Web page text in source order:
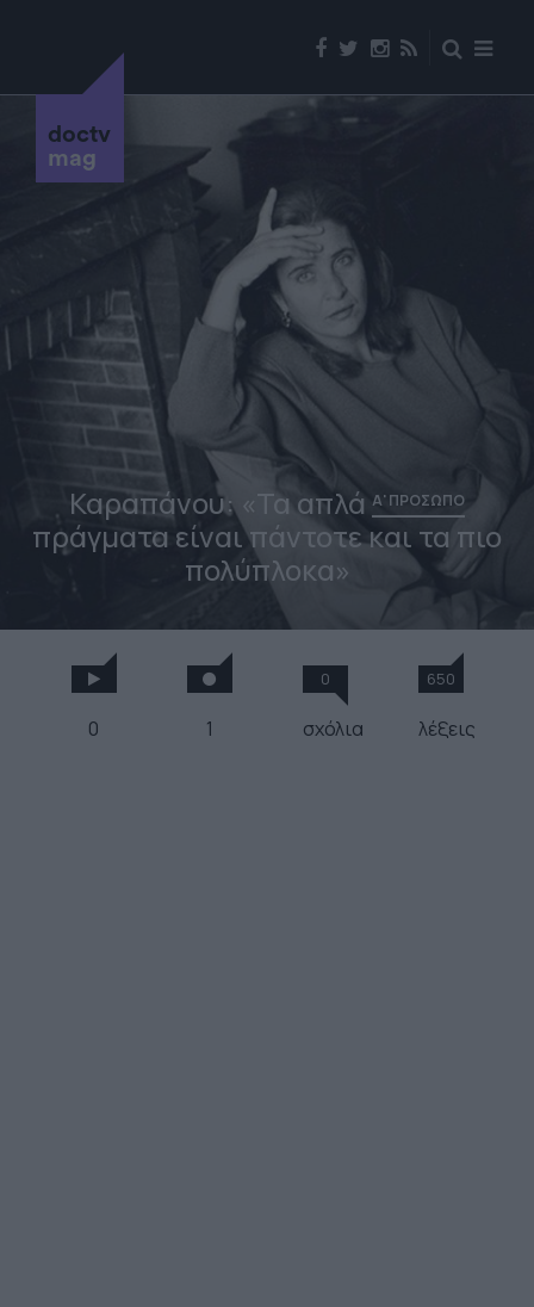
doctv
mag
Καραπάνου: «Τα απλά Α' ΠΡΟΣΩΠΟ
πράγματα είναι πάντοτε και τα πιο
πολύπλοκα»
0 1
0
σχόλια
650
λέξεις